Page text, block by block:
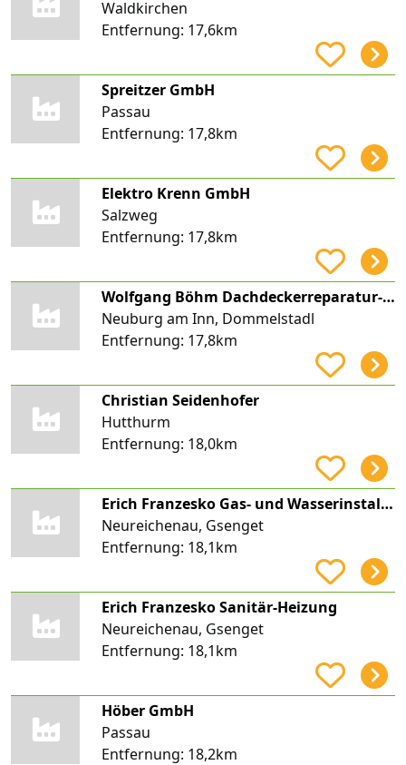
Waldkirchen
Entfernung: 17,6km
Spreitzer GmbH
Passau
Entfernung: 17,8km
Elektro Krenn GmbH
Salzweg
Entfernung: 17,8km
Wolfgang Böhm Dachdeckerreparatur-Service
Neuburg am Inn, Dommelstadl
Entfernung: 17,8km
Christian Seidenhofer
Hutthurm
Entfernung: 18,0km
Erich Franzesko Gas- und Wasserinstallateur- meister
Neureichenau, Gsenget
Entfernung: 18,1km
Erich Franzesko Sanitär-Heizung
Neureichenau, Gsenget
Entfernung: 18,1km
Höber GmbH
Passau
Entfernung: 18,2km